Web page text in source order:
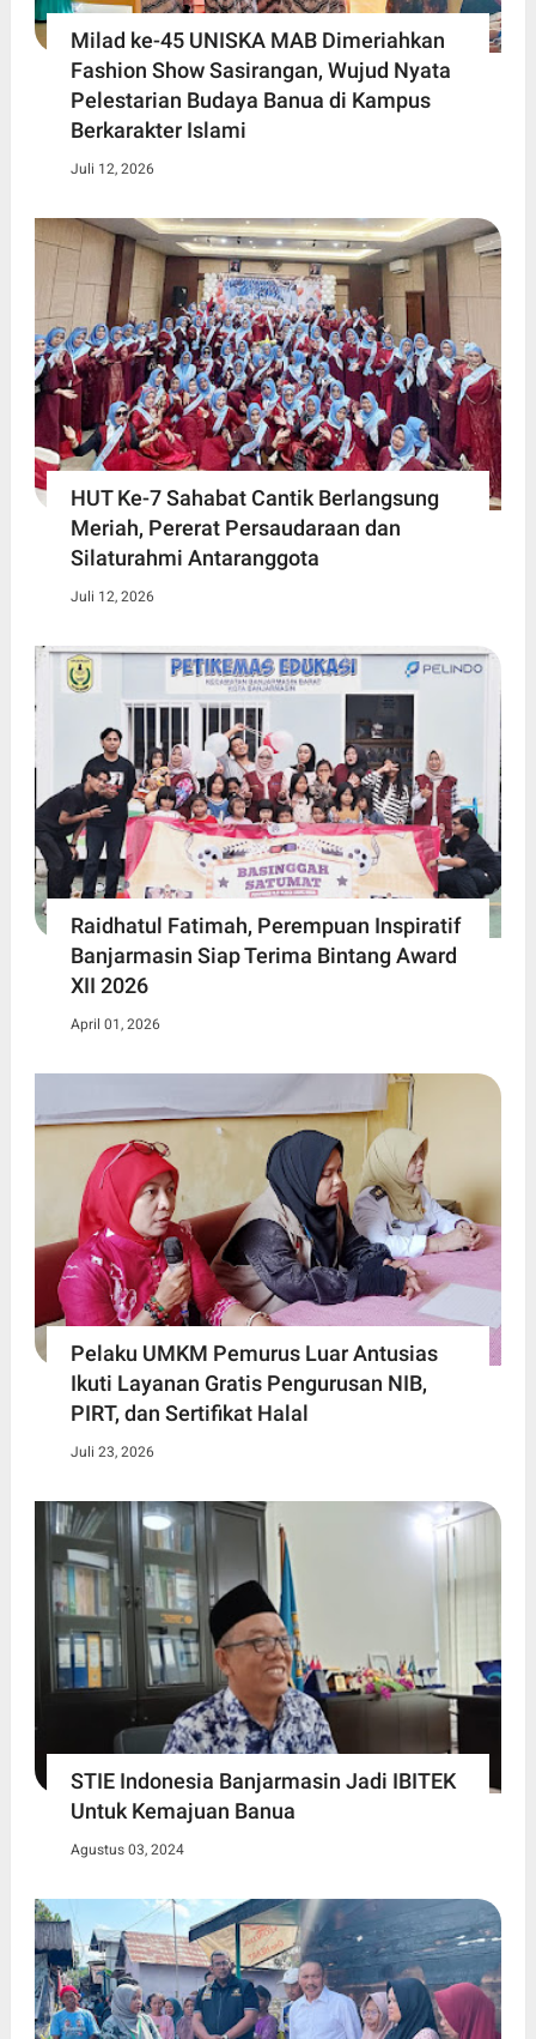
Milad ke-45 UNISKA MAB Dimeriahkan
Fashion Show Sasirangan, Wujud Nyata
Pelestarian Budaya Banua di Kampus
Berkarakter Islami
Juli 12, 2026
HUT Ke-7 Sahabat Cantik Berlangsung
Meriah, Pererat Persaudaraan dan
Silaturahmi Antaranggota
Juli 12, 2026
Raidhatul Fatimah, Perempuan Inspiratif
Banjarmasin Siap Terima Bintang Award
XII 2026
April 01, 2026
Pelaku UMKM Pemurus Luar Antusias
Ikuti Layanan Gratis Pengurusan NIB,
PIRT, dan Sertifikat Halal
Juli 23, 2026
STIE Indonesia Banjarmasin Jadi IBITEK
Untuk Kemajuan Banua
Agustus 03, 2024